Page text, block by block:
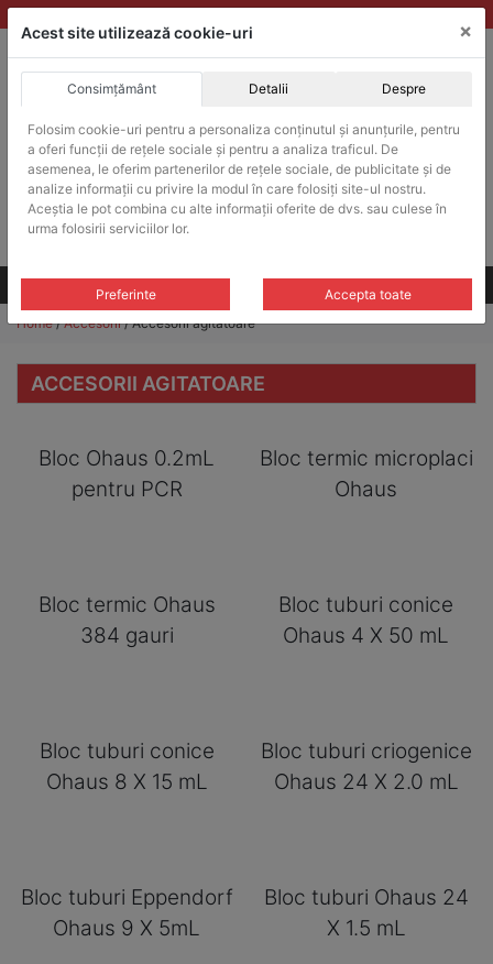
Skip
to
ACHIZITII PUBLICE
Produsele pot fi achizitionate si in sistemul SEAP / SICAP
Products
search
CAUTARE
Toate produsele
Home/Accesorii/ Accesorii agitatoare
ACCESORII AGITATOARE
Bloc Ohaus 0.2mL
pentru PCR
Bloc termic microplaci
Ohaus
Bloc termic Ohaus
384 gauri
Bloc tuburi conice
Ohaus 4 X 50 mL
Bloc tuburi conice
Ohaus 8 X 15 mL
Bloc tuburi criogenice
Ohaus 24 X 2.0 mL
Bloc tuburi Eppendorf
Ohaus 9 X 5mL
Bloc tuburi Ohaus 24
X 1.5 mL
Acest site utilizează cookie-uri ×
Consimțământ Detalii Despre
Folosim cookie-uri pentru a personaliza conținutul și anunțurile, pentru
a oferi funcții de rețele sociale și pentru a analiza traficul. De
asemenea, le oferim partenerilor de rețele sociale, de publicitate și de
analize informații cu privire la modul în care folosiți site-ul nostru.
Aceștia le pot combina cu alte informații oferite de dvs. sau culese în
urma folosirii serviciilor lor.
Preferinte Accepta toate